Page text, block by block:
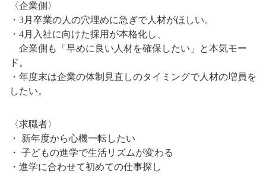
〈企業側〉
・3月卒業の人の穴埋めに急ぎで人材がほしい。
・4月入社に向けた採用が本格化し、
企業側も「早めに良い人材を確保したい」と本気モー
ド。
・年度末は企業の体制見直しのタイミングで人材の増員を
したい。
〈求職者〉
・ 新年度から心機一転したい
・ 子どもの進学で生活リズムが変わる
・進学に合わせて初めての仕事探し